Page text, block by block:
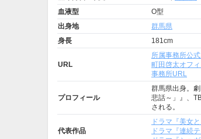
血液型
O型
出身地
群馬県
身長
181cm
URL
所属事務所公
町田啓太オフ
事務所URL
プロフィール
群馬県出身。
悲話～」』、
される。
代表作品
ドラマ『美女
ドラマ『連続